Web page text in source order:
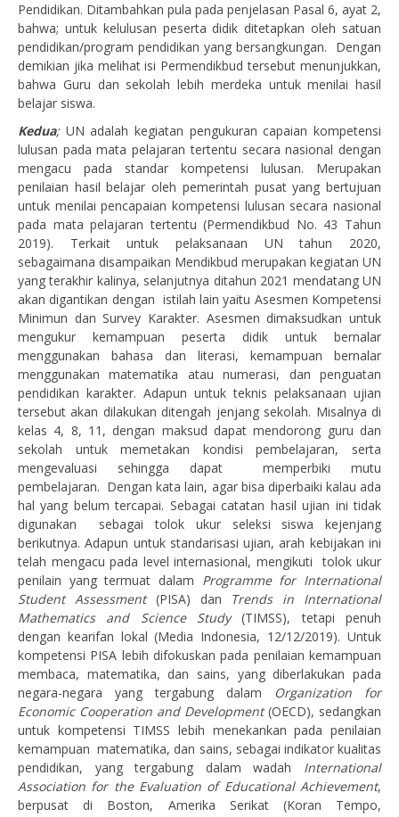
Pendidikan. Ditambahkan pula pada penjelasan Pasal 6, ayat 2,
bahwa; untuk kelulusan peserta didik ditetapkan oleh satuan
pendidikan/program pendidikan yang bersangkungan. Dengan
demikian jika melihat isi Permendikbud tersebut menunjukkan,
bahwa Guru dan sekolah lebih merdeka untuk menilai hasil
belajar siswa.
Kedua;UN adalah kegiatan pengukuran capaian kompetensi
lulusan pada mata pelajaran tertentu secara nasional dengan
mengacu pada standar kompetensi lulusan. Merupakan
penilaian hasil belajar oleh pemerintah pusat yang bertujuan
untuk menilai pencapaian kompetensi lulusan secara nasional
pada mata pelajaran tertentu (Permendikbud No. 43 Tahun
2019). Terkait untuk pelaksanaan UN tahun 2020,
sebagaimana disampaikan Mendikbud merupakan kegiatan UN
yang terakhir kalinya, selanjutnya ditahun 2021 mendatang UN
akan digantikan dengan istilah lain yaitu Asesmen Kompetensi
Minimun dan Survey Karakter. Asesmen dimaksudkan untuk
mengukur kemampuan peserta didik untuk bernalar
menggunakan bahasa dan literasi, kemampuan bernalar
menggunakan matematika atau numerasi, dan penguatan
pendidikan karakter. Adapun untuk teknis pelaksanaan ujian
tersebut akan dilakukan ditengah jenjang sekolah. Misalnya di
kelas 4, 8, 11, dengan maksud dapat mendorong guru dan
sekolah untuk memetakan kondisi pembelajaran, serta
mengevaluasi sehingga dapat memperbiki mutu
pembelajaran. Dengan kata lain, agar bisa diperbaiki kalau ada
hal yang belum tercapai. Sebagai catatan hasil ujian ini tidak
digunakan sebagai tolok ukur seleksi siswa kejenjang
berikutnya. Adapun untuk standarisasi ujian, arah kebijakan ini
telah mengacu pada level internasional, mengikuti tolok ukur
penilain yang termuat dalam Programme for International
Student Assessment(PISA) dan Trends in International
Mathematics and Science Study(TIMSS), tetapi penuh
dengan kearifan lokal (Media Indonesia, 12/12/2019). Untuk
kompetensi PISA lebih difokuskan pada penilaian kemampuan
membaca, matematika, dan sains, yang diberlakukan pada
negara-negara yang tergabung dalam
Organization for
Economic Cooperation and Development(OECD), sedangkan
untuk kompetensi TIMSS lebih menekankan pada penilaian
kemampuan matematika, dan sains, sebagai indikator kualitas
pendidikan, yang tergabung dalam wadah International
Association for the Evaluation of Educational Achievement,
berpusat di Boston, Amerika Serikat (Koran Tempo,